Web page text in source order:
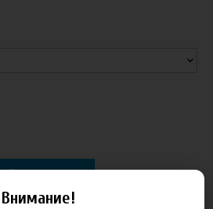
В корзину
Внимание!